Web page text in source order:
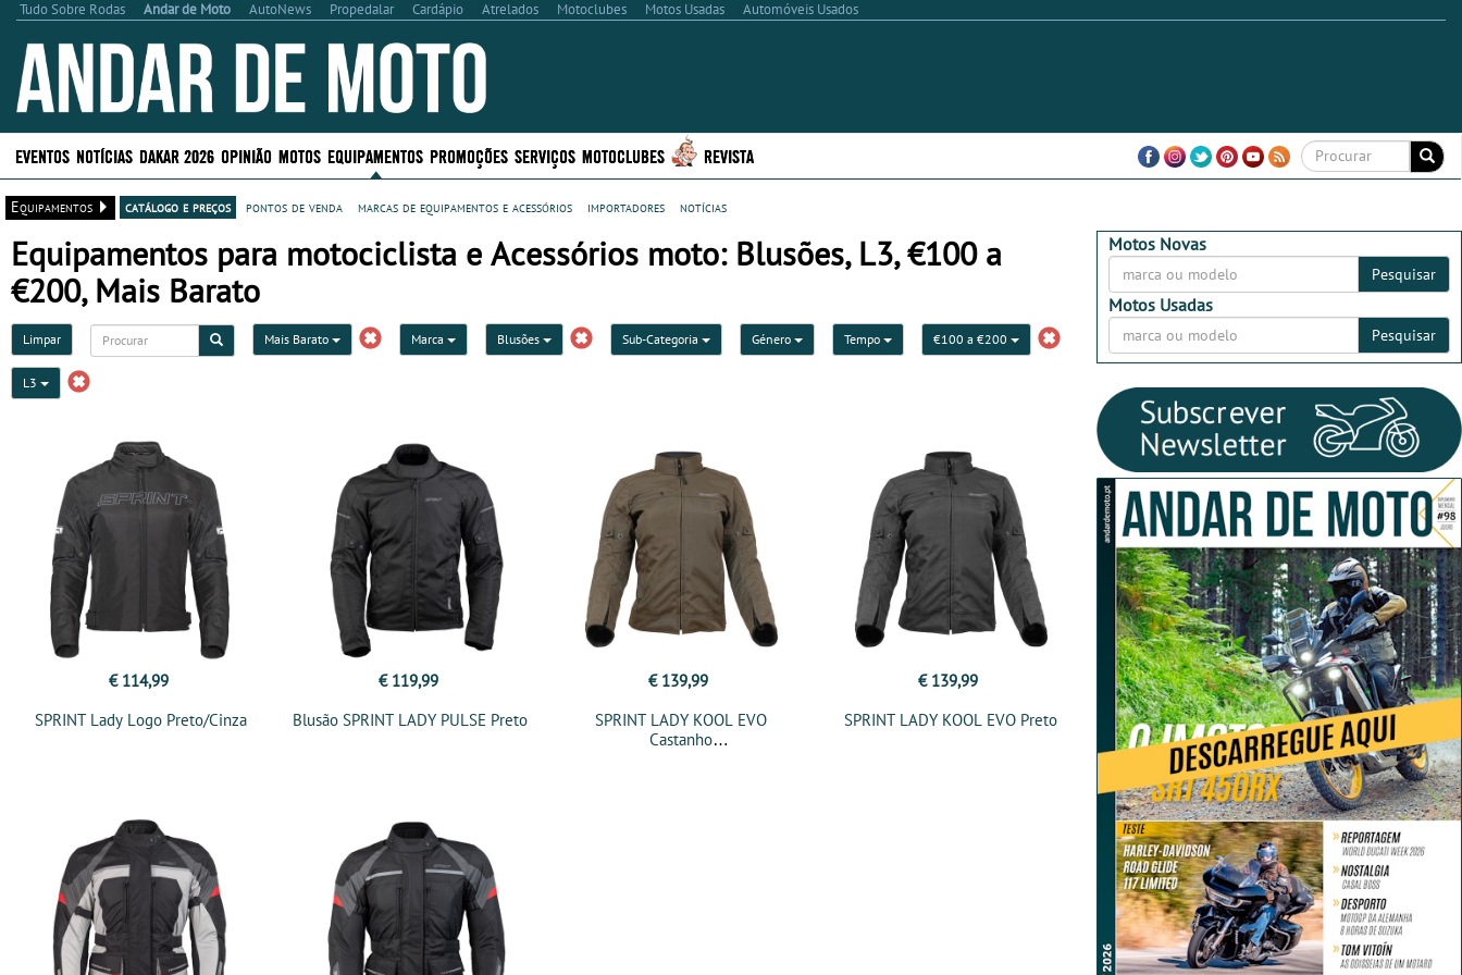
Tudo Sobre Rodas Andar de Moto AutoNews Propedalar Cardápio Atrelados Motoclubes Motos Usadas Automóveis Usados
EVENTOS NOTÍCIAS DAKAR 2026 OPINIÃO MOTOS EQUIPAMENTOS PROMOÇÕES SERVIÇOS MOTOCLUBES REVISTA
Equipamentos catálogo e preços pontos de venda marcas de equipamentos e acessórios importadores notícias
Equipamentos para motociclista e Acessórios moto: Blusões, L3, €100 a
€200, Mais Barato
Limpar Mais Barato Marca Blusões Sub-Categoria Género Tempo €100 a €200
L3
€ 114,99
SPRINT Lady Logo Preto/Cinza
€ 119,99
Blusão SPRINT LADY PULSE Preto
€ 139,99
SPRINT LADY KOOL EVO
Castanho
€ 139,99
SPRINT LADY KOOL EVO Preto
Motos Novas
Pesquisar
Motos Usadas
Pesquisar